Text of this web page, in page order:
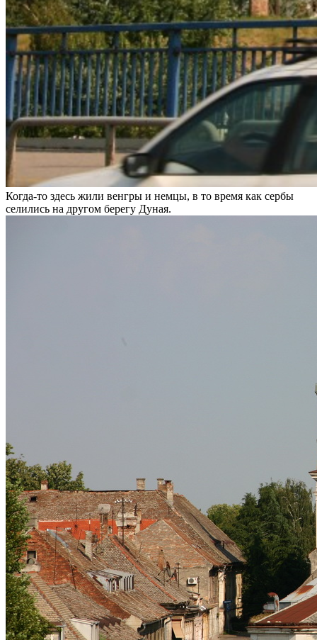
Когда-то здесь жили венгры и немцы, в то время как сербы
селились на другом берегу Дуная.